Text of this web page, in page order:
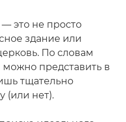
это не просто
здание или
По словам
представить в
тщательно
(или нет).